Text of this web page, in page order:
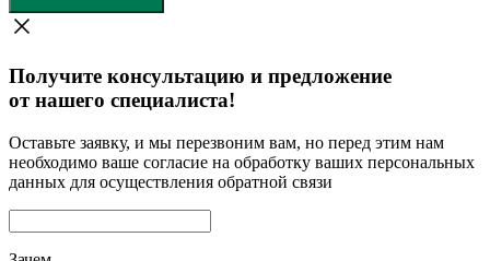
Получите консультацию и предложение
от нашего специалиста!
Оставьте заявку, и мы перезвоним вам, но перед этим нам
необходимо ваше согласие на обработку ваших персональных
данных для осуществления обратной связи